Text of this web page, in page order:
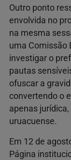
Outro ponto
envolvida no
na mesma
uma Comissão
investigar o
pautas
ofuscar a
convertendo o
apenas
uruacuense.
Em 12 de
Página